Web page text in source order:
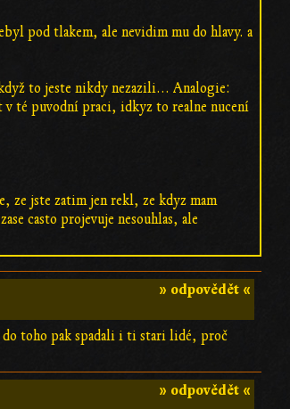
pod tlakem, ale nevidim mu do hlavy. a
to jeste nikdy nezazili... Analogie:
té puvodní praci, idkyz to realne nucení
ze jste zatim jen rekl, ze kdyz mam
casto projevuje nesouhlas, ale
» odpovědět «
do toho pak spadali i ti stari lidé, proč
» odpovědět «